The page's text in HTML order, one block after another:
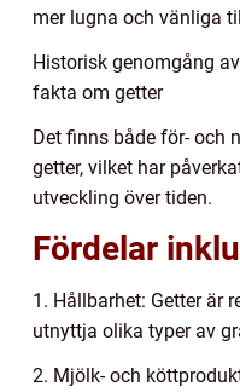
mer lugna och vänliga
Historisk genomgång
fakta om getter
Det finns både för- och
getter, vilket har
utveckling över tiden.
Fördelar
1. Hållbarhet: Getter är
utnyttja olika typer av
2. Mjölk- och